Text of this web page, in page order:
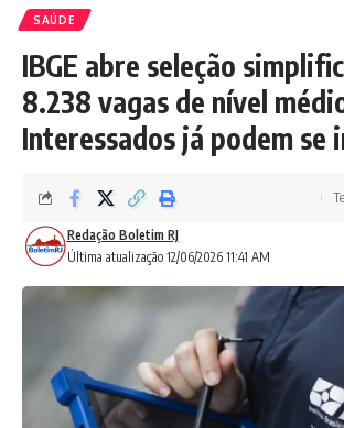
SAÚDE
IBGE abre seleção
8.238 vagas de nível
Interessados já podem se
Última atualização 12/06/2026 11:41 AM
Redação Boletim RJ